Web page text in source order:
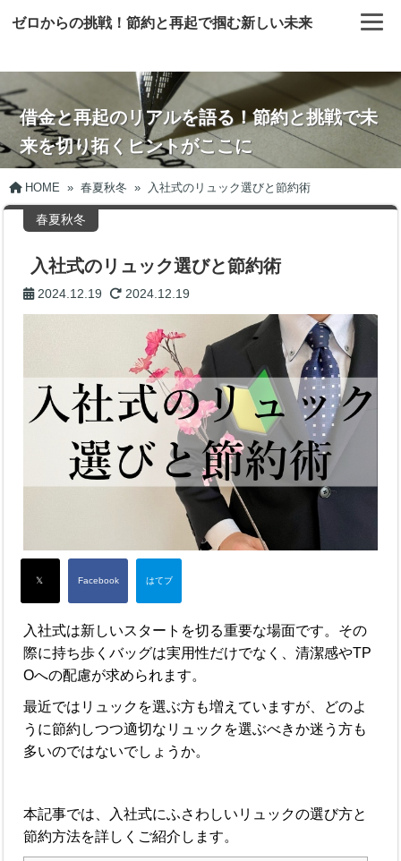
ゼロからの挑戦！節約と再起で掴む新しい未来
借金と再起のリアルを語る！節約と挑戦で未
来を切り拓くヒントがここに
HOME » 春夏秋冬 » 入社式のリュック選びと節約術
春夏秋冬
入社式のリュック選びと節約術
2024.12.19 2024.12.19
入社式は新しいスタートを切る重要な場面です。その
際に持ち歩くバッグは実用性だけでなく、清潔感やTP
Oへの配慮が求められます。
最近ではリュックを選ぶ方も増えていますが、どのよ
うに節約しつつ適切なリュックを選ぶべきか迷う方も
多いのではないでしょうか。
本記事では、入社式にふさわしいリュックの選び方と
節約方法を詳しくご紹介します。